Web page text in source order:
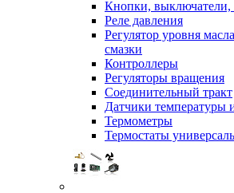
Кнопки, выключатели,
Реле давления
Регулятор уровня
смазки
Контроллеры
Регуляторы вращения
Соединительный тракт
Датчики температуры
Термометры
Термостаты